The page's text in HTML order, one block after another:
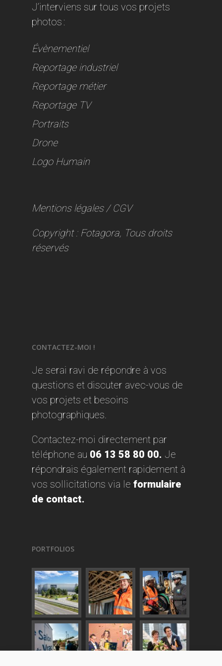
J’interviens sur tous vos projets
photos :
Évènementiel
Reportage industriel
Reportage métier
Reportage TV
Portraits
Drone
Logo Humain
Mentions légales / CGV
Copyright : Fotagora, Tous droits
réservés
CONTACTEZ-MOI !
Je serai ravi de répondre à vos
questions et discuter avec-vous de
vos projets et besoins
photographiques.
Contactez-moi directement par
téléphone au 06 13 58 80 00. Je
répondrais également rapidement à
vos sollicitations via le formulaire
de contact.
PORTFOLIOS